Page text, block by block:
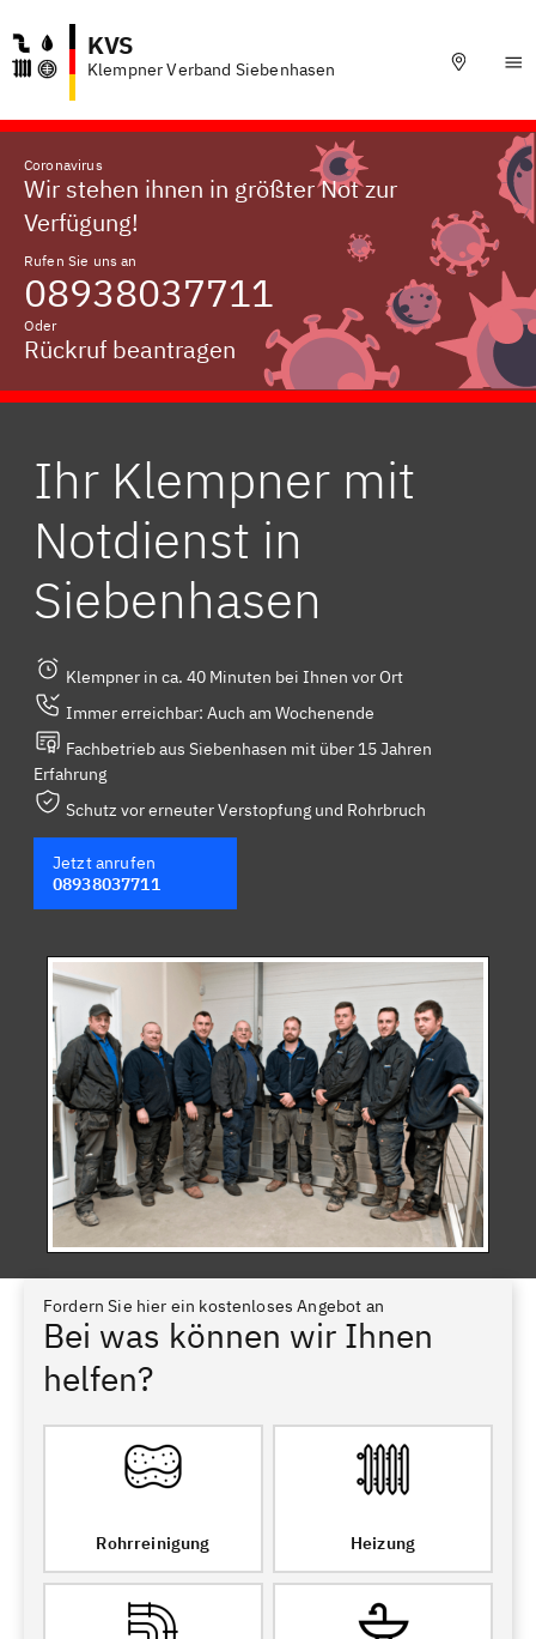
KVS
Klempner Verband Siebenhasen
Coronavirus
Wir stehen ihnen in größter Not zur
Verfügung!
Rufen Sie uns an
08938037711
Oder
Rückruf beantragen
Ihr Klempner mit
Notdienst in
Siebenhasen
Klempner in ca. 40 Minuten bei Ihnen vor Ort
Immer erreichbar: Auch am Wochenende
Fachbetrieb aus Siebenhasen mit über 15 Jahren
Erfahrung
Schutz vor erneuter Verstopfung und Rohrbruch
Jetzt anrufen
08938037711
Fordern Sie hier ein kostenloses Angebot an
Bei was können wir Ihnen
helfen?
Rohrreinigung Heizung